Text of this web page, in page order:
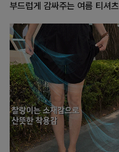
부드럽게 감싸주는 여름 티셔츠